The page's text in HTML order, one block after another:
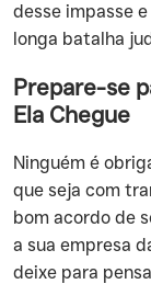
desse impasse
longa batalha
Prepare-se
Ela Chegue
‍Ninguém é
que seja com
bom acordo de
a sua empresa
deixe para